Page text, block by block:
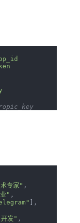
专家" ,
" ,
],
发"
,